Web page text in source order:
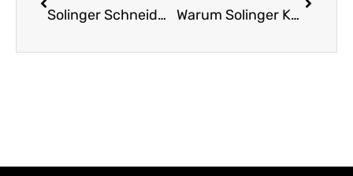
Solinger Schneidwaren: Meisterhafte deutsche Handwerkskunst Warum Solinger Küchenmesser in jeder Küche glänzen